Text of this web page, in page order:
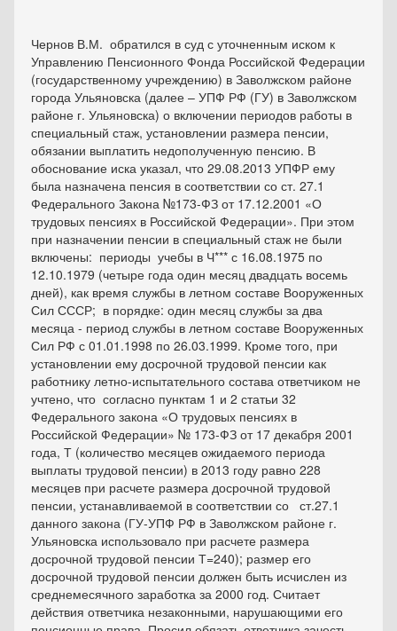
Чернов В.М. обратился в суд с уточненным иском к
Управлению Пенсионного Фонда Российской Федерации
(государственному учреждению) в Заволжском районе
города Ульяновска (далее – УПФ РФ (ГУ) в Заволжском
районе г. Ульяновска) о включении периодов работы в
специальный стаж, установлении размера пенсии,
обязании выплатить недополученную пенсию. В
обоснование иска указал, что 29.08.2013 УПФР ему
была назначена пенсия в соответствии со ст. 27.1
Федерального Закона №173-ФЗ от 17.12.2001 «О
трудовых пенсиях в Российской Федерации». При этом
при назначении пенсии в специальный стаж не были
включены: периоды учебы в Ч*** с 16.08.1975 по
12.10.1979 (четыре года один месяц двадцать восемь
дней), как время службы в летном составе Вооруженных
Сил СССР; в порядке: один месяц службы за два
месяца - период службы в летном составе Вооруженных
Сил РФ с 01.01.1998 по 26.03.1999. Кроме того, при
установлении ему досрочной трудовой пенсии как
работнику летно-испытательного состава ответчиком не
учтено, что согласно пунктам 1 и 2 статьи 32
Федерального закона «О трудовых пенсиях в
Российской Федерации» № 173-ФЗ от 17 декабря 2001
года, Т (количество месяцев ожидаемого периода
выплаты трудовой пенсии) в 2013 году равно 228
месяцев при расчете размера досрочной трудовой
пенсии, устанавливаемой в соответствии со ст.27.1
данного закона (ГУ-УПФ РФ в Заволжском районе г.
Ульяновска использовало при расчете размера
досрочной трудовой пенсии Т=240); размер его
досрочной трудовой пенсии должен быть исчислен из
среднемесячного заработка за 2000 год. Считает
действия ответчика незаконными, нарушающими его